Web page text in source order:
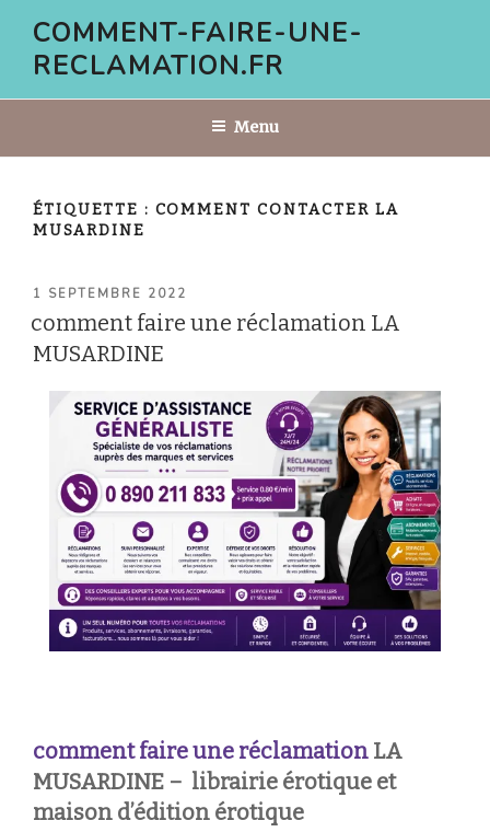
contenu
COMMENT-FAIRE-UNE-
RECLAMATION.FR
Menu
ÉTIQUETTE : COMMENT CONTACTER LA
MUSARDINE
PUBLIÉ
1 SEPTEMBRE 2022
comment faire une réclamation LA
MUSARDINE
comment faire une réclamation LA
MUSARDINE – librairie érotique et
maison d’édition érotique